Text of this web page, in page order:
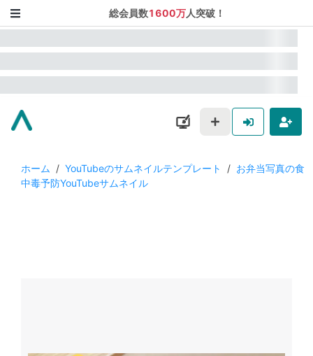
総会員数1600万人突破！
ホーム / YouTubeのサムネイルテンプレート / お弁当写真の食
中毒予防YouTubeサムネイル